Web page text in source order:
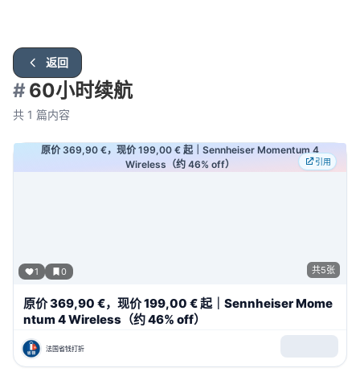
返回
#60小时续航
共 1 篇内容
原价 369,90 €，现价 199,00 € 起｜Sennheiser Momentum 4
Wireless（约 46% off）
引用
共5张
1 0
原价 369,90 €，现价 199,00 € 起｜Sennheiser Mome
ntum 4 Wireless（约 46% off）
法国省钱打折